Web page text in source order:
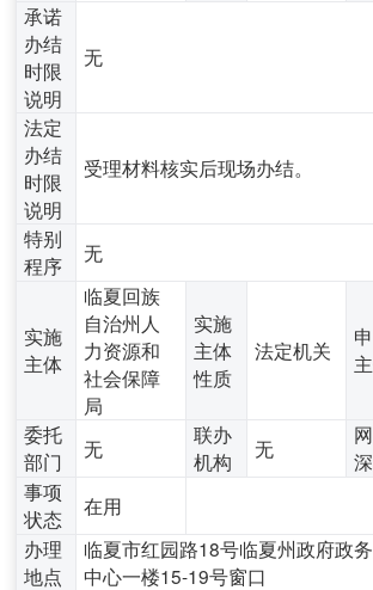
承诺
办结
时限
说明
无
法定
办结
时限
说明
受理材料核实后现场办结。
特别
程序
无
实施
主体
临夏回族
自治州人
力资源和
社会保障
局
实施
主体
性质
法定机关
委托
部门
无
联办
机构
无
事项
状态
在用
办理
地点
临夏市红园路18号临夏州政府政
中心一楼15-19号窗口